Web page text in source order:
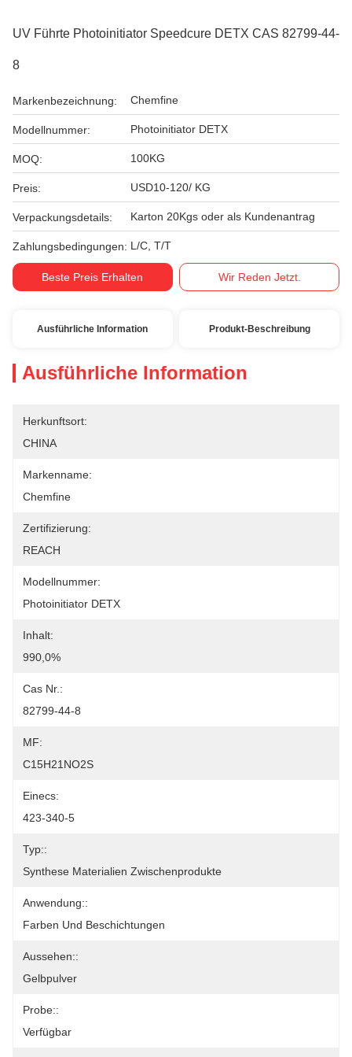
UV Führte Photoinitiator Speedcure DETX CAS 82799-44-
8
Markenbezeichnung: Chemfine
Modellnummer: Photoinitiator DETX
MOQ: 100KG
Preis: USD10-120/ KG
Verpackungsdetails: Karton 20Kgs oder als Kundenantrag
Zahlungsbedingungen: L/C, T/T
Beste Preis Erhalten Wir Reden Jetzt.
Ausführliche Information Produkt-Beschreibung
Ausführliche Information
Herkunftsort:
CHINA
Markenname:
Chemfine
Zertifizierung:
REACH
Modellnummer:
Photoinitiator DETX
Inhalt:
990,0%
Cas Nr.:
82799-44-8
MF:
C15H21NO2S
Einecs:
423-340-5
Typ::
Synthese Materialien Zwischenprodukte
Anwendung::
Farben Und Beschichtungen
Aussehen::
Gelbpulver
Probe::
Verfügbar